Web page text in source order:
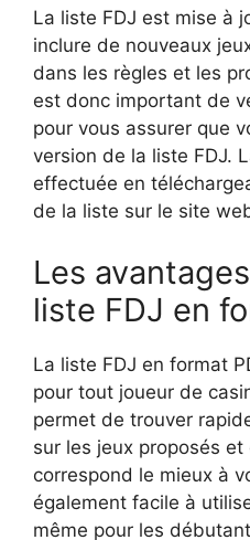
La liste FDJ est mise à
inclure de nouveaux
dans les règles et les
est donc important de
pour vous assurer que
version de la liste FDJ.
effectuée en
de la liste sur le site
Les
liste FDJ en
La liste FDJ en format
pour tout joueur de
permet de trouver
sur les jeux proposés
correspond le mieux à
également facile à
même pour les